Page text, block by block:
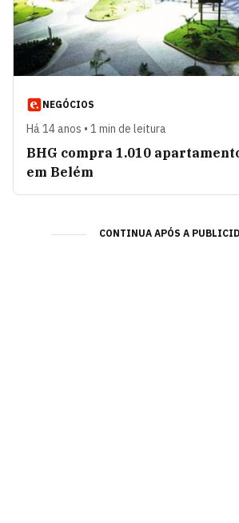
NEGÓCIOS
Há 14 anos • 1 min de leitura
BHG compra 1.010
em Belém
CONTINUA APÓS A